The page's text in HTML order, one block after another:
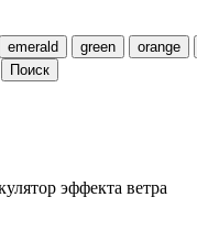
emerald green orange
Поиск
эффекта ветра